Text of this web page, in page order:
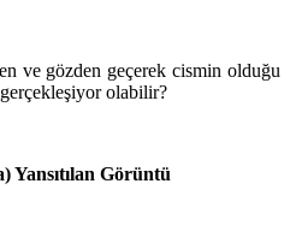
ve gözden geçerek cismin olduğu
olabilir?
Yansıtılan Görüntü